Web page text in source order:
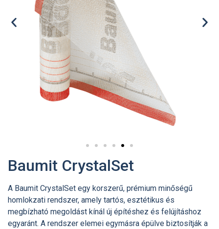
Baumit CrystalSet
A Baumit CrystalSet egy korszerű, prémium minőségű
homlokzati rendszer, amely tartós, esztétikus és
megbízható megoldást kínál új építéshez és felújításhoz
egyaránt. A rendszer elemei egymásra épülve biztosítják a